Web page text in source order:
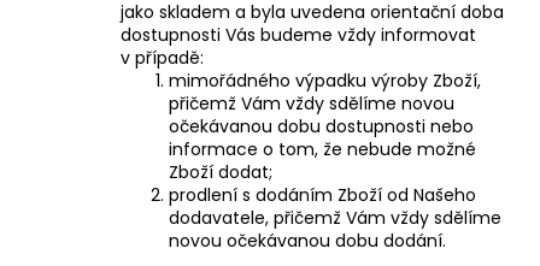
jako skladem a byla uvedena orientační doba
dostupnosti Vás budeme vždy informovat
v případě:
mimořádného výpadku výroby Zboží,
přičemž Vám vždy sdělíme novou
očekávanou dobu dostupnosti nebo
informace o tom, že nebude možné
Zboží dodat;
prodlení s dodáním Zboží od Našeho
dodavatele, přičemž Vám vždy sdělíme
novou očekávanou dobu dodání.